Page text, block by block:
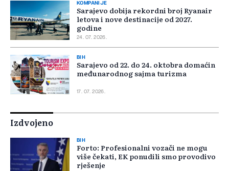
KOMPANIJE
Sarajevo dobija rekordni broj Ryanair
letova i nove destinacije od 2027.
godine
24. 07. 2026.
BIH
Sarajevo od 22. do 24. oktobra domaćin
međunarodnog sajma turizma
17. 07. 2026.
Izdvojeno
BIH
Forto: Profesionalni vozači ne mogu
više čekati, EK ponudili smo provodivo
rješenje